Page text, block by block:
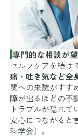
専門的な相談が
セルフケアを続け
痛・吐き気など全
関への来院がすす
障が出るほどの不
トラブルが隠れ
安心につながると
科学会）。